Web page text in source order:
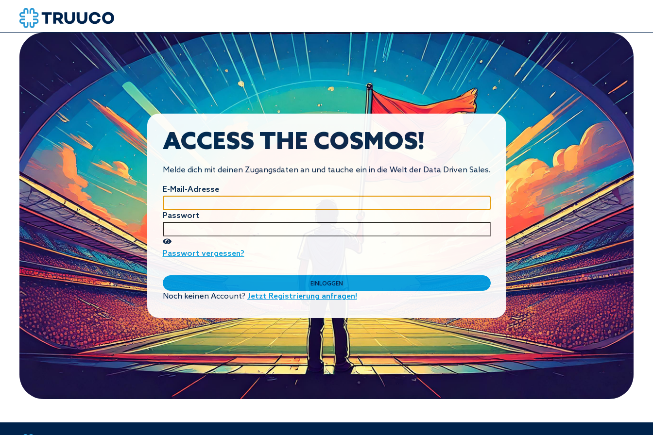
ACCESS THE COSMOS!
Melde dich mit deinen Zugangsdaten an und tauche ein in die Welt der Data Driven Sales.
E-Mail-Adresse
Passwort
Passwort vergessen?
Noch keinen Account? Jetzt Registrierung anfragen!